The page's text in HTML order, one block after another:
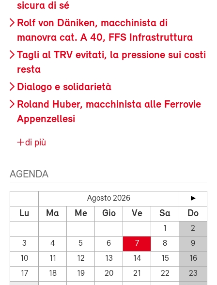
sicura di sé
Rolf von Däniken, macchinista di
manovra cat. A 40, FFS Infrastruttura
Tagli al TRV evitati, la pressione sui costi
resta
Dialogo e solidarietà
Roland Huber, macchinista alle Ferrovie
Appenzellesi
di più
AGENDA
Agosto 2026
Lu Ma Me Gio Ve Sa Do
1
2
3
4 5 6 7 8
9
10
11 12 13 14 15
16
17
18 19 20 21 22
23